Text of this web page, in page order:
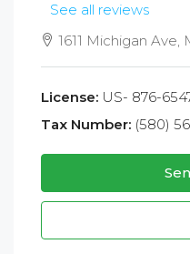
See all reviews
1611 Michigan Ave,
License: US- 876-
Tax Number: (580)